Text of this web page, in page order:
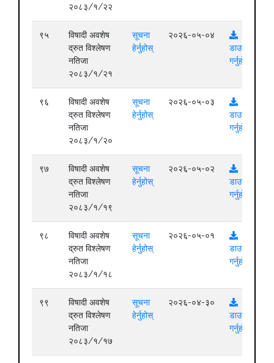
२०८३/१/२२
९५
विषादी अवशेष
द्रुत विश्लेषण
नतिजा
२०८३/१/२१
सूचना
हेर्नुहोस्
२०२६-०५-०४
डाउनलोड
गर्नुहोस्
९६
विषादी अवशेष
द्रुत विश्लेषण
नतिजा
२०८३/१/२०
सूचना
हेर्नुहोस्
२०२६-०५-०३
डाउनलोड
गर्नुहोस्
९७
विषादी अवशेष
द्रुत विश्लेषण
नतिजा
२०८३/१/१९
सूचना
हेर्नुहोस्
२०२६-०५-०२
डाउनलोड
गर्नुहोस्
९८
विषादी अवशेष
द्रुत विश्लेषण
नतिजा
२०८३/१/१८
सूचना
हेर्नुहोस्
२०२६-०५-०१
डाउनलोड
गर्नुहोस्
९९
विषादी अवशेष
द्रुत विश्लेषण
नतिजा
२०८३/१/१७
सूचना
हेर्नुहोस्
२०२६-०४-३०
डाउनलोड
गर्नुहोस्